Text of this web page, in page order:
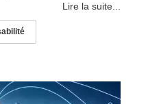
Lire la suite...